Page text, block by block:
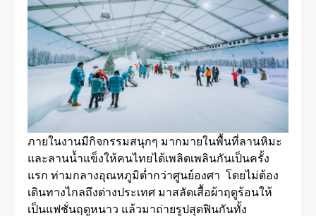
ภายในงานมีกิจกรรมสนุกๆ มากมายในพื้นที่ลานหิมะ
และลานน้ำแข็งให้คนไทยได้เพลิดเพลินกันเป็นครั้ง
แรก ท่ามกลางอุณหภูมิต่ำกว่าศูนย์องศา โดยไม่ต้อง
เดินทางไกลถึงต่างประเทศ มาสลัดเสื้อผ้าฤดูร้อนให้
เป็นแฟชั่นฤดูหนาว แล้วมาถ่ายรูปสุดฟินกันทั้ง